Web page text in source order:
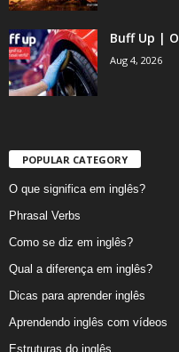
Buff Up |
Aug 4, 2026
POPULAR CATEGORY
O que significa em inglês?
Phrasal Verbs
Como se diz em inglês?
Qual a diferença em inglês?
Dicas para aprender inglês
Aprendendo inglês com vídeos
Estruturas do inglês